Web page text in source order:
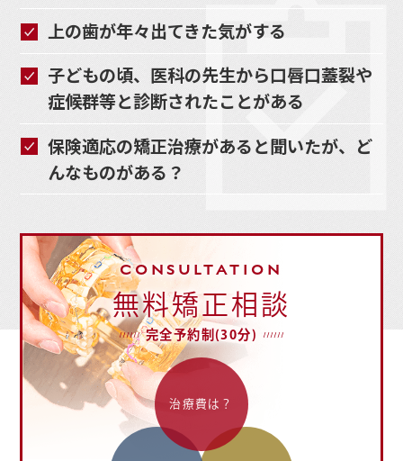
上の歯が年々出てきた気がする
子どもの頃、医科の先生から口唇口蓋裂や
症候群等と診断されたことがある
保険適応の矯正治療があると聞いたが、ど
んなものがある？
CONSULTATION
無料矯正相談
完全予約制(30分)
治療費は？